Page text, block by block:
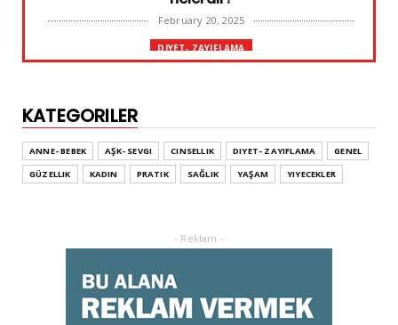
February 20, 2025
DIYET- ZAYIFLAMA
Leke ve çatlak tedavisinde radyofrekans
yöntemi
February 02, 2025
Dufold Etiketler Hakkında Bilgi
Doğru ayakkabı mutlu çocuk!
KATEGORILER
ANNE- BEBEK AŞK- SEVGI CINSELLIK DIYET- ZAYIFLAMA
GENEL
GÜZELLIK
KADIN PRATIK SAĞLIK YAŞAM YIYECEKLER
- Reklam -